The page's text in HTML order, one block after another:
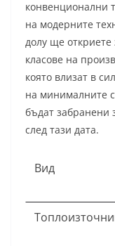
конвенционални
на модерните
долу ще
класове на
която влизат в
на минималните
бъдат забранени
след тази дата.
Вид